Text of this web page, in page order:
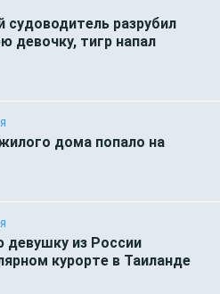
судоводитель разрубил
девочку, тигр напал
дома попало на
из России
курорте в Таиланде